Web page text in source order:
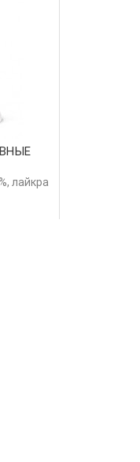
лайкра